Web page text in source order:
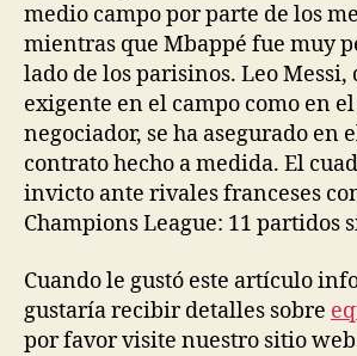
medio campo por parte de los
mientras que Mbappé fue muy
lado de los parisinos. Leo Messi,
exigente en el campo como en
negociador, se ha asegurado en
contrato hecho a medida. El
invicto ante rivales franceses
Champions League: 11 partidos
Cuando le gustó este artículo
gustaría recibir detalles sobre
por favor visite nuestro sitio